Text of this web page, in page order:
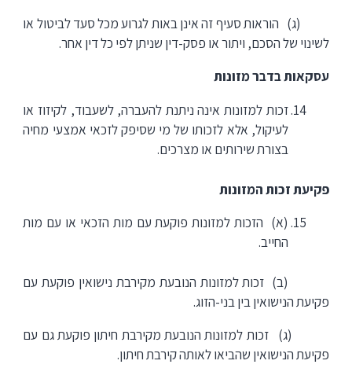
(ג) הוראות סעיף זה אינן באות לגרוע מכל סעד לביטול או
לשינוי של הסכם, ויתור או פסק-דין שניתן לפי כל דין אחר.
עסקאות בדבר מזונות
זכות למזונות אינה ניתנת להעברה, לשעבוד, לקיזוז או
לעיקול, אלא לזכותו של מי שסיפק לזכאי אמצעי מחיה
בצורת שירותים או מצרכים.
פקיעת זכות המזונות
(א) הזכות למזונות פוקעת עם מות הזכאי או עם מות
החייב.
(ב) זכות למזונות הנובעת מקירבת נישואין פוקעת עם
פקיעת הנישואין בין בני-הזוג.
(ג) זכות למזונות הנובעת מקירבת חיתון פוקעת גם עם
פקיעת הנישואין שהביאו לאותה קירבת חיתון.